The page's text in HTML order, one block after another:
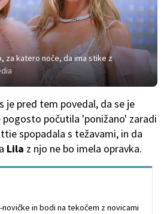
za katero noče, da ima stike z
je pred tem povedal, da se je
počutila 'ponižano' zaradi
spopadala s težavami, in da
Lila z njo ne bo imela opravka.
in bodi na tekočem z novicami